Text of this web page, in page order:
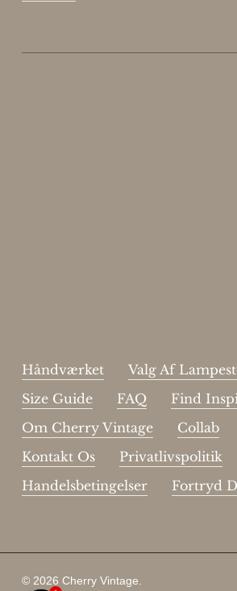
Subtotal:
Håndværket
Valg Af
Size Guide
FAQ
Find
Om Cherry Vintage
Collab
Kontakt Os
Privatlivspolitik
Handelsbetingelser
Fortryd
© 2026 Cherry Vintage.